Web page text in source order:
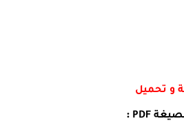
و تحميل
PDF
: